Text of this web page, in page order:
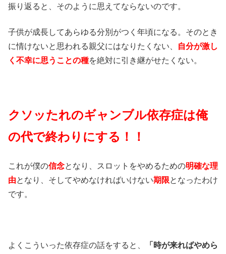
振り返ると、そのように思えてならないのです。
子供が成長してあらゆる分別がつく年頃になる。そのとき
に情けないと思われる親父にはなりたくない、
自分が激し
く不幸に思うことの種を絶対に引き継がせたくない。
クソッたれのギャンブル依存症は俺
の代で終わりにする！！
これが僕の信念となり、スロットをやめるための明確な理
由となり、そしてやめなければいけない期限となったわけ
です。
よくこういった依存症の話をすると、
「時が来ればやめら